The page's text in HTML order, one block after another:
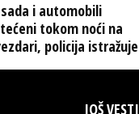
i automobili
tokom noći na
policija istražuje
JOŠ VESTI